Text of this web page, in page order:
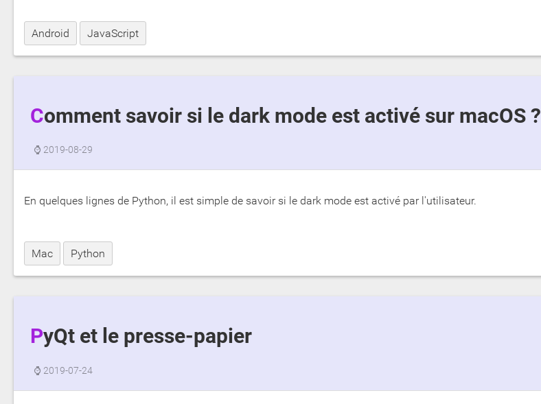
Android JavaScript
Comment savoir si le dark mode est activé sur macOS ?
⌚ 2019-08-29
En quelques lignes de Python, il est simple de savoir si le dark mode est activé par l'utilisateur.
Mac Python
PyQt et le presse-papier
⌚ 2019-07-24